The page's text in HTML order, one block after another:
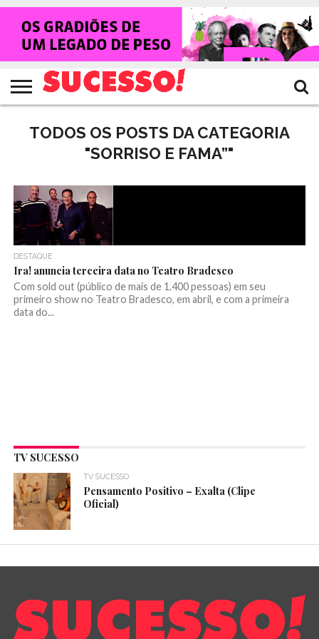
HOME
NOTÍCIAS
SHOWS
ENTREVISTAS
CLIQUES
RANKING
CROWLEY
TV
SUCESSO!
REVISTA
SUCESSO!
TODOS OS POSTS DA CATEGORIA
"SORRISO E FAMA”"
DESTAQUE
Ira! anuncia terceira data no Teatro Bradesco
Com sold out (público de mais de 1.400 pessoas) em seu
primeiro show no Teatro Bradesco, em abril, e com a primeira
data do...
TV SUCESSO
TV SUCESSO
Pensamento Positivo – Exalta (Clipe
Oficial)